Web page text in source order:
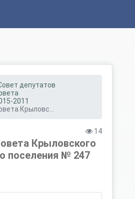
депутатов
2011
Крыловс...
14
Крыловского
поселения № 247